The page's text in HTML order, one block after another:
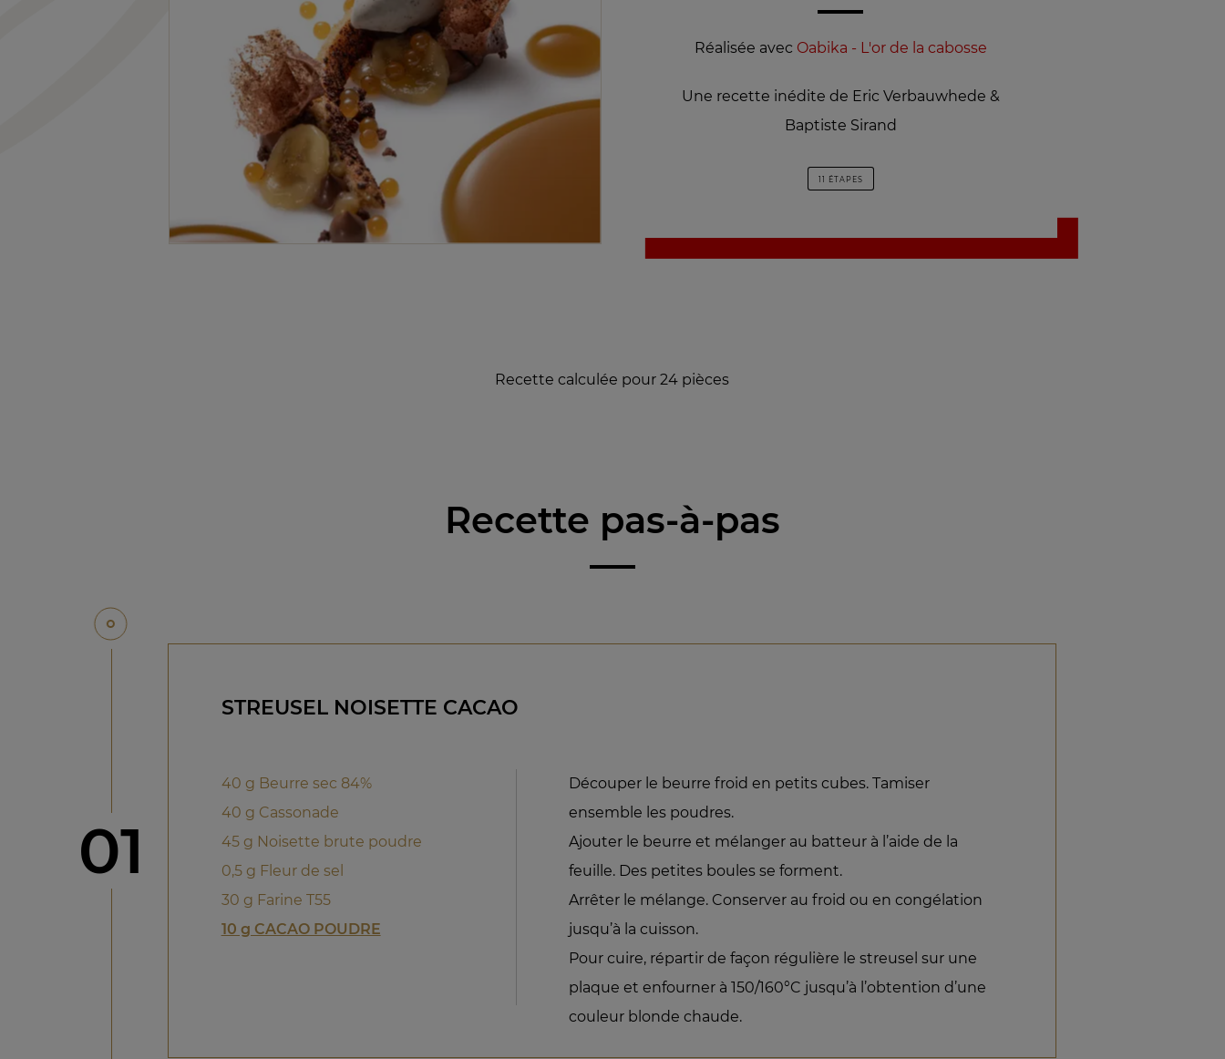
Réalisée avec Oabika - L'or de la cabosse
Une recette inédite de Eric Verbauwhede &
Baptiste Sirand
11 ÉTAPES
Recette calculée pour 24 pièces
Recette pas-à-pas
étape
01
STREUSEL NOISETTE CACAO
40 g Beurre sec 84%
40 g Cassonade
45 g Noisette brute poudre
0,5 g Fleur de sel
30 g Farine T55
10 g CACAO POUDRE
Découper le beurre froid en petits cubes. Tamiser
ensemble les poudres.
Ajouter le beurre et mélanger au batteur à l’aide de la
feuille. Des petites boules se forment.
Arrêter le mélange. Conserver au froid ou en congélation
jusqu’à la cuisson.
Pour cuire, répartir de façon régulière le streusel sur une
plaque et enfourner à 150/160°C jusqu’à l’obtention d’une
couleur blonde chaude.